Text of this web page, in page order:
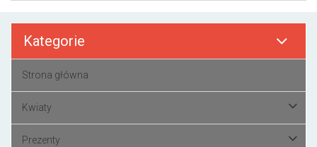
Kategorie
Strona główna
Kwiaty
Prezenty